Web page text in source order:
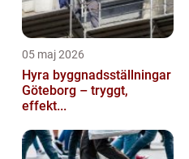
05 maj 2026
Hyra byggnadsställningar
Göteborg – tryggt,
effekt...